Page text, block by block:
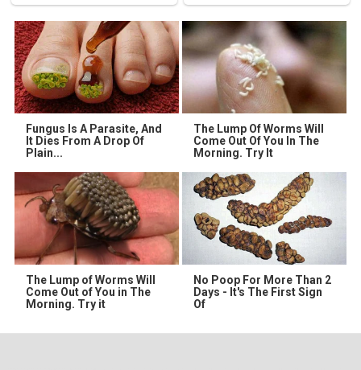
Fungus Is A Parasite, And
It Dies From A Drop Of
Plain...
The Lump Of Worms Will
Come Out Of You In The
Morning. Try It
The Lump of Worms Will
Come Out of You in The
Morning. Try it
No Poop For More Than 2
Days - It's The First Sign
Of